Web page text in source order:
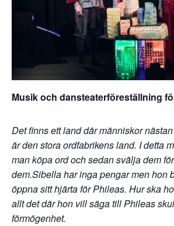
Musik och dansteaterföreställning
Det finns ett land där människor
är den stora ordfabrikens land. I detta
man köpa ord och sedan svälja dem
dem.Sibella har inga pengar men hon
öppna sitt hjärta för Phileas. Hur ska
allt det där hon vill säga till Phileas
förmögenhet.